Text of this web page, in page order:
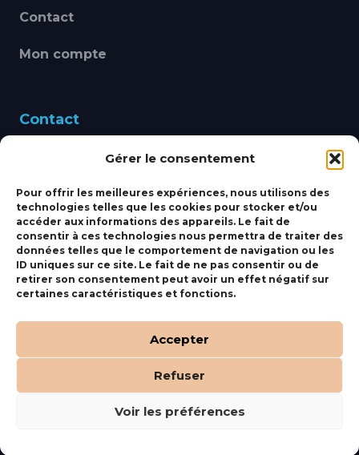
Gérer le consentement
Pour offrir les meilleures expériences, nous utilisons des
technologies telles que les cookies pour stocker et/ou
accéder aux informations des appareils. Le fait de
consentir à ces technologies nous permettra de traiter des
données telles que le comportement de navigation ou les
ID uniques sur ce site. Le fait de ne pas consentir ou de
retirer son consentement peut avoir un effet négatif sur
certaines caractéristiques et fonctions.
Accepter
Refuser
Voir les préférences
Contact
Mon compte
Contact
460 Avenue Alain Le
bbsmarine@bbs-
marine.fr
Fixe:04 27 50 24 50
Mobile:06 69 44 48 83
Orocom .